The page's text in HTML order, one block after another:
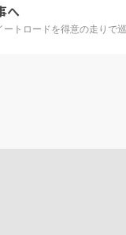
へ
ートロードを得意の走りで